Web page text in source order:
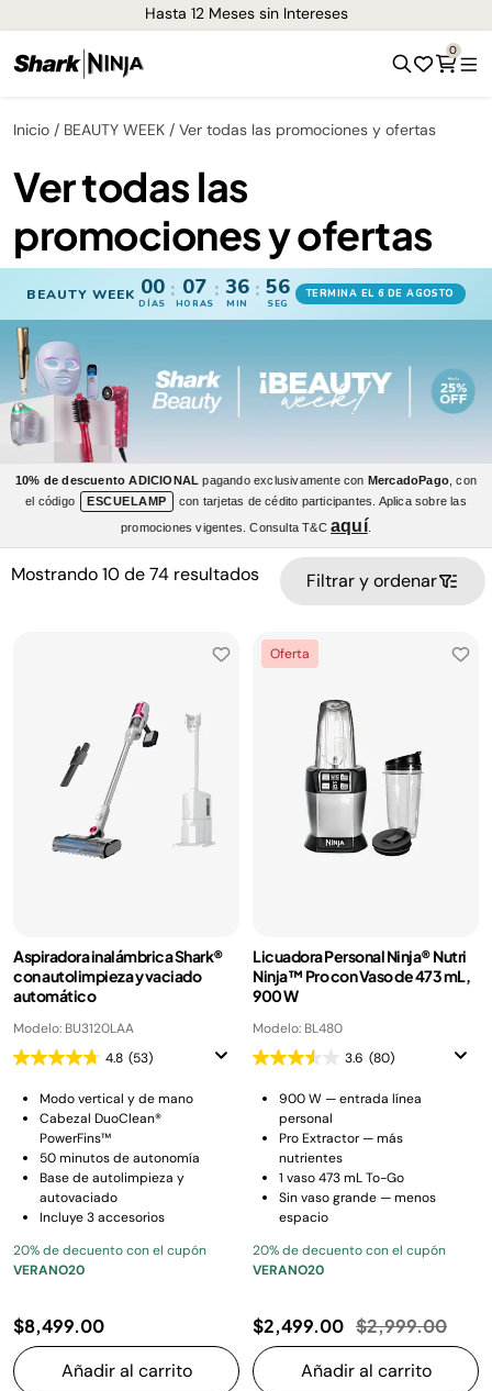
Hasta 12 Meses sin Intereses
0
Inicio BEAUTY WEEK Ver todas las promociones y ofertas
Ver todas las
promociones y ofertas
BEAUTY WEEK 00
DÍAS
: 07
HORAS
: 36
MIN
: 56
SEG
TERMINA EL 6 DE AGOSTO
10% de descuento ADICIONAL pagando exclusivamente con MercadoPago , con
el código
ESCUELAMP
con tarjetas de cédito participantes. Aplica sobre las
promociones vigentes. Consulta T&C aquí
Mostrando10de74 resultados Filtrar y ordenar
Aspiradora inalámbrica Shark®
con autolimpieza y vaciado
automático
Modelo: BU3120LAA
4.8 (53)
Modo vertical y de mano
Cabezal DuoClean®
PowerFins™
50 minutos de autonomía
Base de autolimpieza y
autovaciado
Incluye 3 accesorios
20% de decuento con el cupón
VERANO20
$8,499.00
Añadir al carrito
Oferta
Licuadora Personal Ninja® Nutri
Ninja™ Pro con Vaso de 473 mL,
900 W
Modelo: BL480
3.6 (80)
900 W — entrada línea
personal
Pro Extractor — más
nutrientes
1 vaso 473 mL To-Go
Sin vaso grande — menos
espacio
20% de decuento con el cupón
VERANO20
$2,499.00 Precio
$2,999.00a
Añadir al carrito